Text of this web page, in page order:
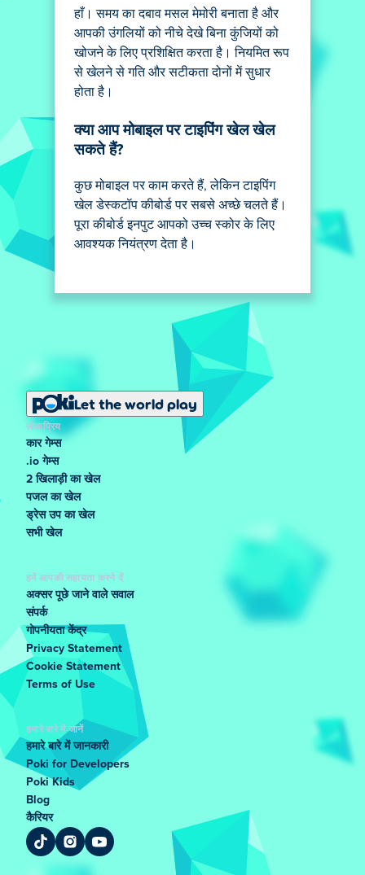
हाँ। समय का दबाव मसल मेमोरी बनाता है और
आपकी उंगलियों को नीचे देखे बिना कुंजियों को
खोजने के लिए प्रशिक्षित करता है। नियमित रूप
से खेलने से गति और सटीकता दोनों में सुधार
होता है।
क्या आप मोबाइल पर टाइपिंग खेल खेल
सकते हैं?
कुछ मोबाइल पर काम करते हैं, लेकिन टाइपिंग
खेल डेस्कटॉप कीबोर्ड पर सबसे अच्छे चलते हैं।
पूरा कीबोर्ड इनपुट आपको उच्च स्कोर के लिए
आवश्यक नियंत्रण देता है।
Let the world play
लोकप्रिय
कार गेम्स
.io गेम्स
2 खिलाड़ी का खेल
पजल का खेल
ड्रेस उप का खेल
सभी खेल
हमें आपकी सहायता करने दें
अक्सर पूछे जाने वाले सवाल
संपर्क
गोपनीयता केंद्र
Privacy Statement
Cookie Statement
Terms of Use
हमारे बारे में जानें
हमारे बारे में जानकारी
Poki for Developers
Poki Kids
Blog
कैरियर